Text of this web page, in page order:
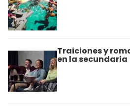
Traiciones y
en la secundaria